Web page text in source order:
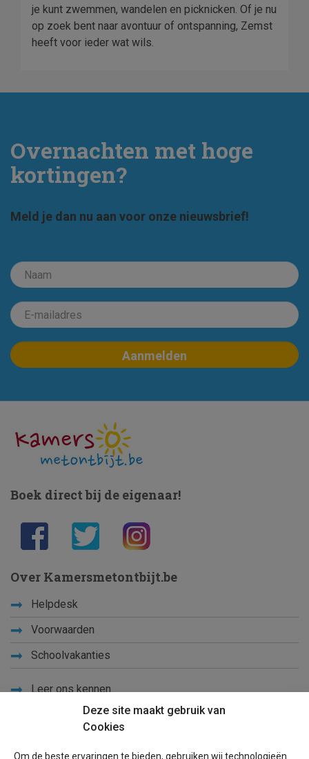
je kunt zwemmen, wandelen en picknicken. Of je nu
op zoek bent naar avontuur of ontspanning, Zemst
heeft voor ieder wat wils.
Overnachten met hoge
kortingen?
Meld je dan nu aan voor onze nieuwsbrief!
Deze site maakt gebruik van
Cookies
Om de beste ervaringen te bieden, gebruiken wij technologieën
Boek direct bij de eigenaar!
Over Kamersmetontbijt.be
Helpdesk
Voorwaarden
Schoolvakanties
Leer ons kennen